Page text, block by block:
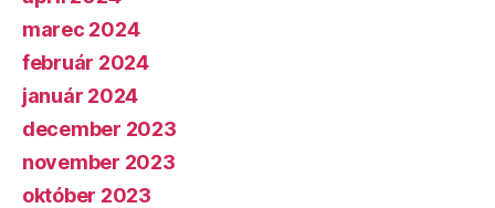
marec 2024
február 2024
január 2024
december 2023
november 2023
október 2023